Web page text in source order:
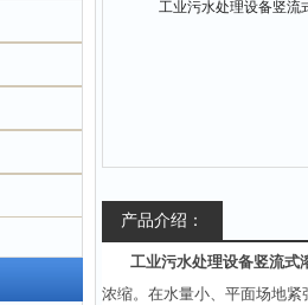
产品介绍：
工业污水处理设备竖流式
浓缩。在水量小、平面场地